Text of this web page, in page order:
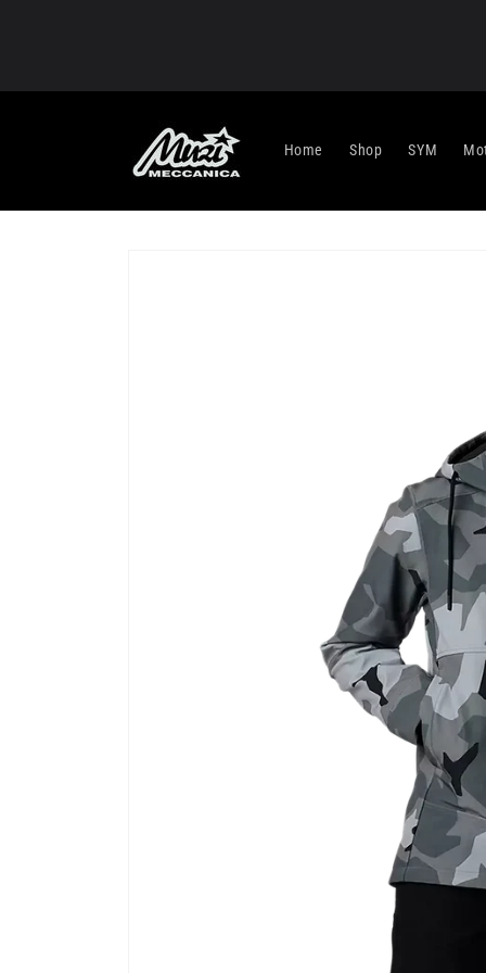
Home Shop SYM